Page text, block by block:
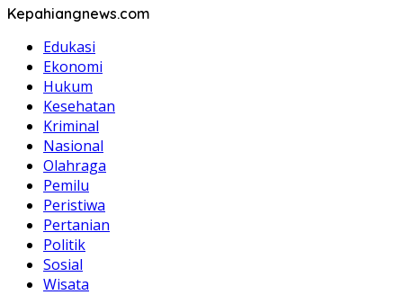
Kepahiangnews.com
Edukasi
Ekonomi
Hukum
Kesehatan
Kriminal
Nasional
Olahraga
Pemilu
Peristiwa
Pertanian
Politik
Sosial
Wisata